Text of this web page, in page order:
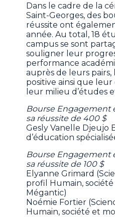
Dans le cadre de la
Saint-Georges, des
réussite ont
année. Au total, 18
campus se sont
souligner leur
performance
auprès de leurs
positive ainsi que
leur milieu d’études
Bourse Engagement
sa réussite de 400 $
Gesly Vanelle Djeujo
d’éducation
Bourse Engagement
sa réussite de 100 $
Elyanne Grimard
profil Humain,
Mégantic)
Noémie Fortier
Humain, société et